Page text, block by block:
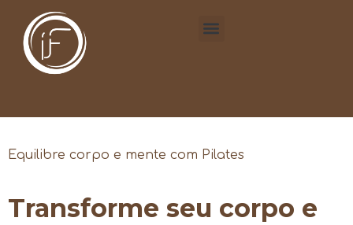
Equilibre corpo e mente com Pilates
Transforme seu corpo e